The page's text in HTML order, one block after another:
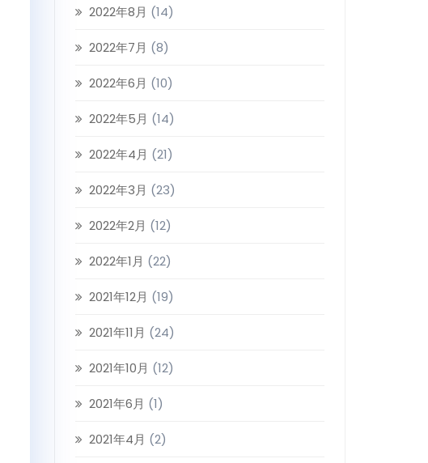
2022年8月 (14)
2022年7月 (8)
2022年6月 (10)
2022年5月 (14)
2022年4月 (21)
2022年3月 (23)
2022年2月 (12)
2022年1月 (22)
2021年12月 (19)
2021年11月 (24)
2021年10月 (12)
2021年6月 (1)
2021年4月 (2)